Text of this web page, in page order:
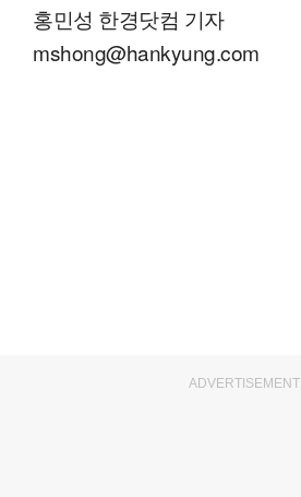
홍민성 한경닷컴 기자
mshong@hankyung.com
ADVERTISEMENT